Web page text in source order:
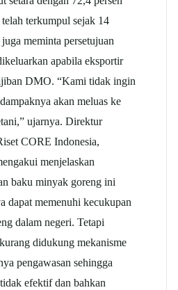
terkumpul sejak 14
meminta persetujuan
apabila eksportir
DMO. “Kami tidak ingin
akan meluas ke
ujarnya. Direktur
CORE Indonesia,
menjelaskan
baku minyak goreng ini
dapat memenuhi kecukupan
dalam negeri. Tetapi
didukung mekanisme
pengawasan sehingga
efektif dan bahkan